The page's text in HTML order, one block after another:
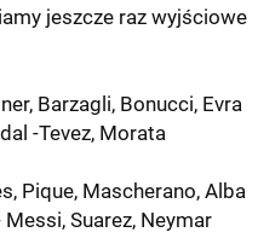
jeszcze raz wyjściowe
Barzagli, Bonucci, Evra
-Tevez, Morata
Pique, Mascherano, Alba
Suarez, Neymar